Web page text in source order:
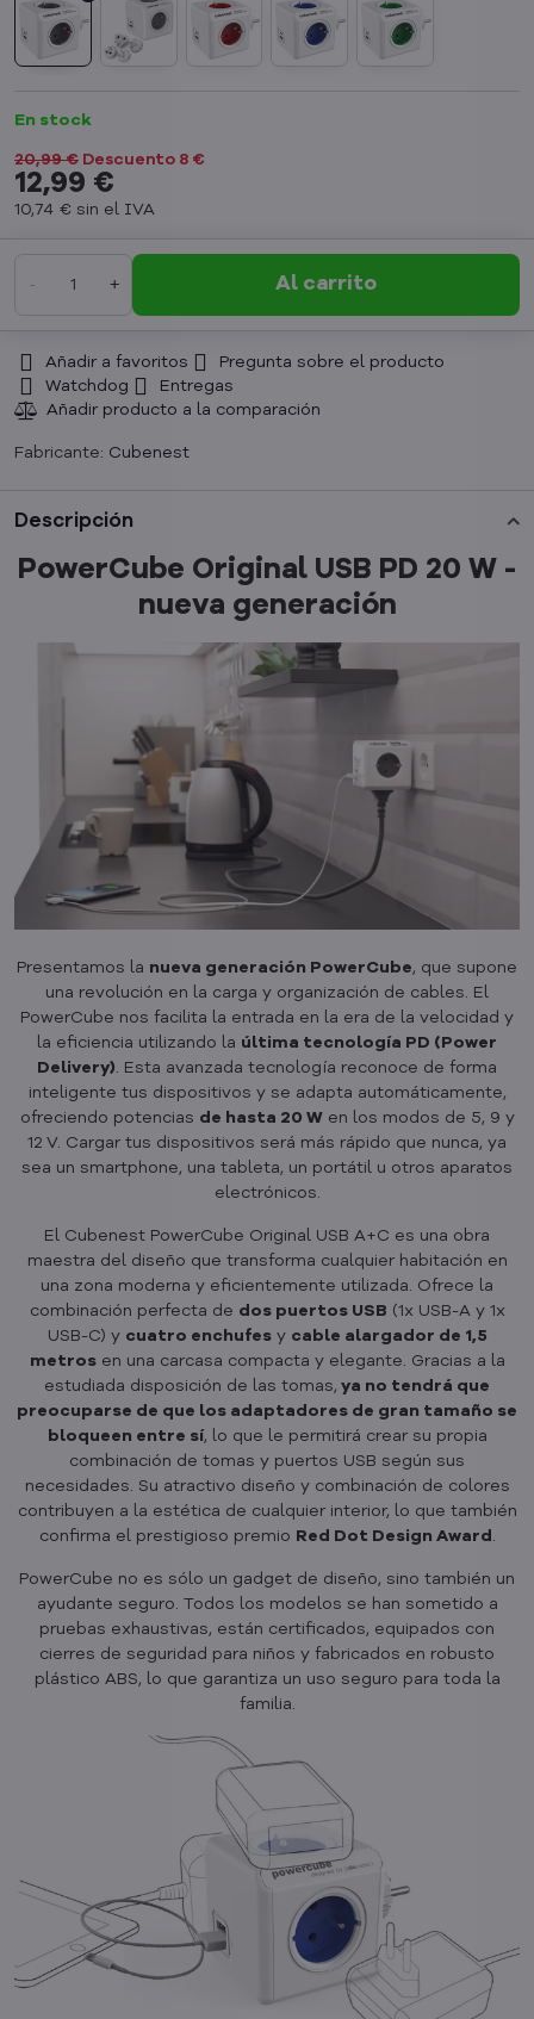
En stock
20,99 € Descuento 8 €
12,99 €
10,74 € sin el IVA
Al carrito
Añadir a favoritos
Pregunta sobre el producto
Watchdog
Entregas
Fabricante: Cubenest
Descripción
PowerCube Original USB PD 20 W -
nueva generación
Presentamos la nueva generación PowerCube, que supone
una revolución en la carga y organización de cables. El
PowerCube nos facilita la entrada en la era de la velocidad y
la eficiencia utilizando la última tecnología PD (Power
Delivery) . Esta avanzada tecnología reconoce de forma
inteligente tus dispositivos y se adapta automáticamente,
ofreciendo potencias de hasta 20 Wen los modos de 5, 9 y
12 V. Cargar tus dispositivos será más rápido que nunca, ya
sea un smartphone, una tableta, un portátil u otros aparatos
electrónicos.
El Cubenest PowerCube Original USB A+C es una obra
maestra del diseño que transforma cualquier habitación en
una zona moderna y eficientemente utilizada. Ofrece la
combinación perfecta de dos puertos USB (1x USB-A y 1x
USB-C) y cuatro enchufesy cable alargador de 1,5
metrosen una carcasa compacta y elegante. Gracias a la
estudiada disposición de las tomas, ya no tendrá que
preocuparse de que los adaptadores de gran tamaño se
bloqueen entre sí, lo que le permitirá crear su propia
combinación de tomas y puertos USB según sus
necesidades. Su atractivo diseño y combinación de colores
contribuyen a la estética de cualquier interior, lo que también
confirma el prestigioso premio Red Dot Design Award
PowerCube no es sólo un gadget de diseño, sino también un
ayudante seguro. Todos los modelos se han sometido a
pruebas exhaustivas, están certificados, equipados con
cierres de seguridad para niños y fabricados en robusto
plástico ABS, lo que garantiza un uso seguro para toda la
familia.